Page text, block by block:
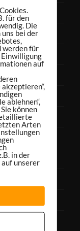
für den
Die
bei der
werden für
auf
ablehnen“,
können
Arten
in der
unserer